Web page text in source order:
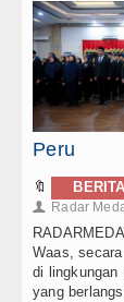
Peru
🔖
👤 Radar
Waas,
di lingkungan
yang